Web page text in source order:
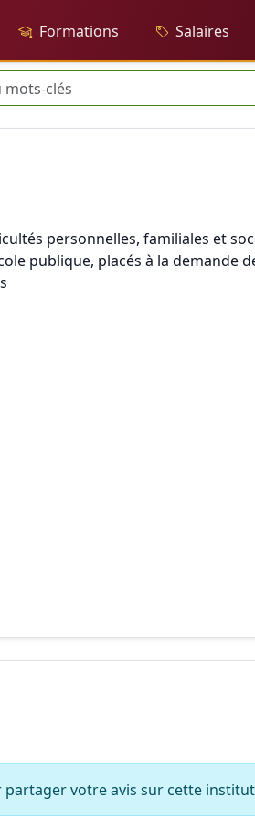
Formations Salaires
personnelles, familiales et
publique, placés à la demande
votre avis sur cette